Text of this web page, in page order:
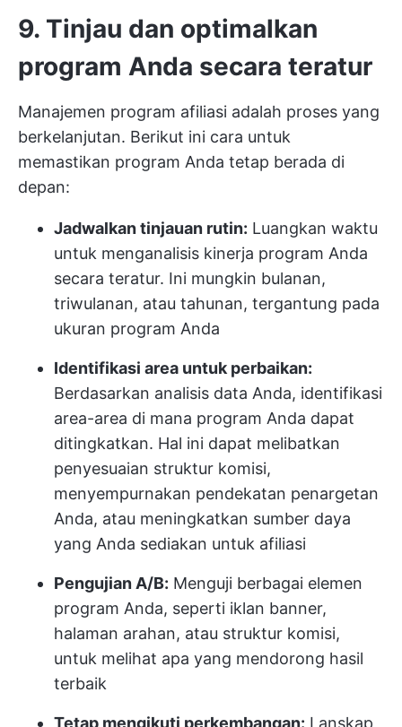
9. Tinjau dan optimalkan
program Anda secara teratur
Manajemen program afiliasi adalah proses yang
berkelanjutan. Berikut ini cara untuk
memastikan program Anda tetap berada di
depan:
Jadwalkan tinjauan rutin: Luangkan waktu
untuk menganalisis kinerja program Anda
secara teratur. Ini mungkin bulanan,
triwulanan, atau tahunan, tergantung pada
ukuran program Anda
Identifikasi area untuk perbaikan:
Berdasarkan analisis data Anda, identifikasi
area-area di mana program Anda dapat
ditingkatkan. Hal ini dapat melibatkan
penyesuaian struktur komisi,
menyempurnakan pendekatan penargetan
Anda, atau meningkatkan sumber daya
yang Anda sediakan untuk afiliasi
Pengujian A/B: Menguji berbagai elemen
program Anda, seperti iklan banner,
halaman arahan, atau struktur komisi,
untuk melihat apa yang mendorong hasil
terbaik
Tetap mengikuti perkembangan: Lanskap